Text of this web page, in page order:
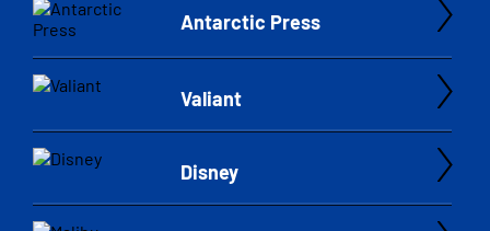
Antarctic Press
Valiant
Disney